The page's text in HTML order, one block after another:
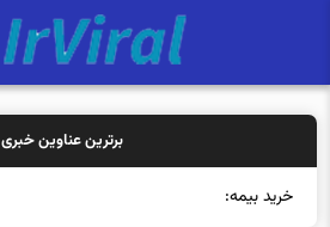
برترین عناوین خبری
خرید بیمه: سنتی یا آنلا